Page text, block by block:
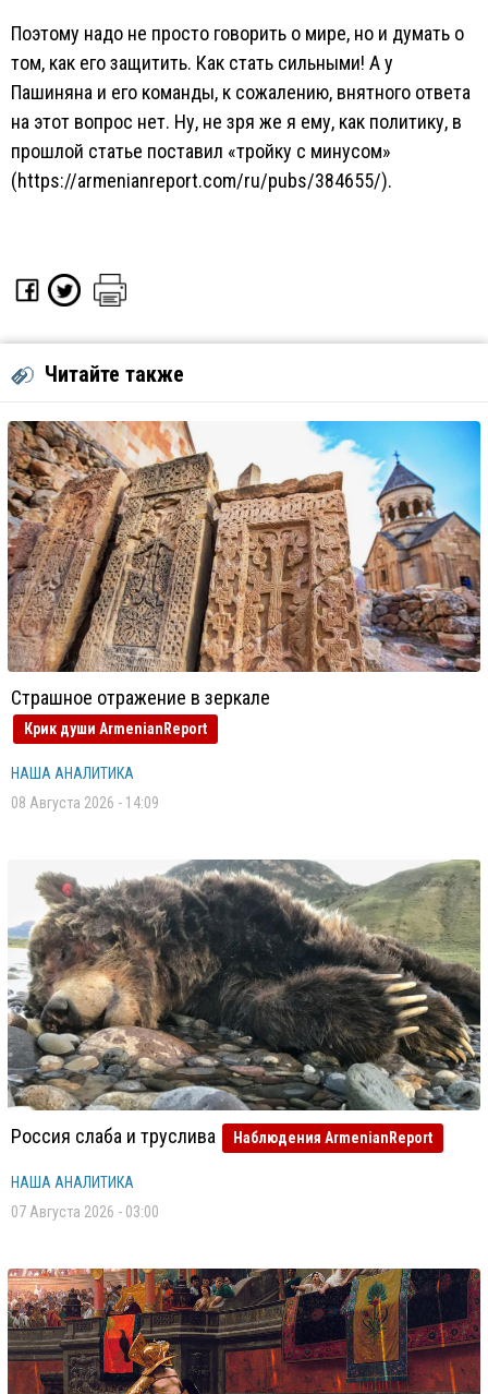
Поэтому надо не просто говорить о мире, но и думать о
том, как его защитить. Как стать сильными! А у
Пашиняна и его команды, к сожалению, внятного ответа
на этот вопрос нет. Ну, не зря же я ему, как политику, в
прошлой статье поставил «тройку с минусом»
(https://armenianreport.com/ru/pubs/384655/).
Читайте также
Страшное отражение в зеркале
Крик души ArmenianReport
НАША АНАЛИТИКА
08 Августа 2026 - 14:09
Россия слаба и труслива Наблюдения ArmenianReport
НАША АНАЛИТИКА
07 Августа 2026 - 03:00